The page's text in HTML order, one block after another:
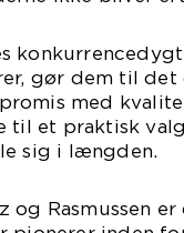
gør dem til
med
til et praktisk
sig i længden.
og Rasmussen